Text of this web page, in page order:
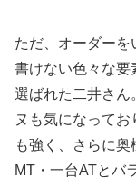
ただ、オーダーを
書けない色々な要
選ばれた二井さん
ヌも気になって
も強く、さらに
MT・一台ATとバ